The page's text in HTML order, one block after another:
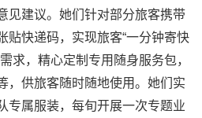
见建议。她们针对部分旅客携带
贴快递码，实现旅客“一分钟寄快
求，精心定制专用随身服务包，
，供旅客随时随地使用。她们实
专属服装，每旬开展一次专题业